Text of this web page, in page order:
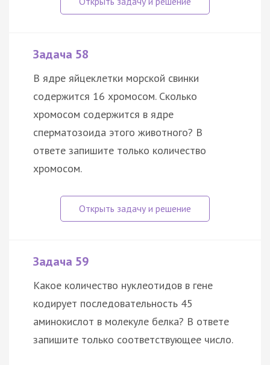
Задача 58
В ядре яйцеклетки морской свинки
содержится 16 хромосом. Сколько
хромосом содержится в ядре
сперматозоида этого животного? В
ответе запишите только количество
хромосом.
Задача 59
Какое количество нуклеотидов в гене
кодирует последовательность 45
аминокислот в молекуле белка? В ответе
запишите только соответствующее число.